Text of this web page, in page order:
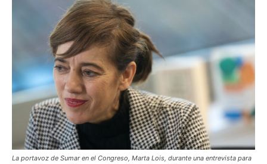
La portavoz de Sumar en el Congreso, Marta Lois, durante una entrevista para